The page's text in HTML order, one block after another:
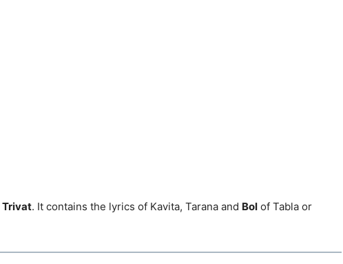
Trivat. It contains the lyrics of Kavita, Tarana and Bol of Tabla or